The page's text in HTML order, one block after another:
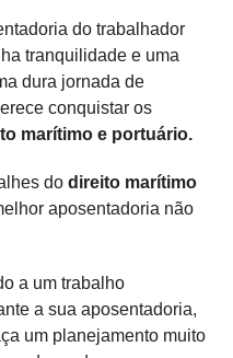
do trabalhador
tranquilidade e uma
dura jornada de
conquistar os
marítimo e portuário.
do direito marítimo
aposentadoria não
a um trabalho
a sua aposentadoria,
um planejamento muito